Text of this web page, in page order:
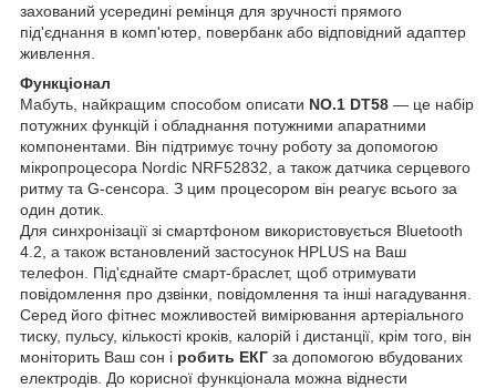
захований усередині ремінця для зручності прямого
під'єднання в комп'ютер, повербанк або відповідний адаптер
живлення.
Функціонал
Мабуть, найкращим способом описати NO.1 DT58 — це набір
потужних функцій і обладнання потужними апаратними
компонентами. Він підтримує точну роботу за допомогою
мікропроцесора Nordic NRF52832, а також датчика серцевого
ритму та G-сенсора. З цим процесором він реагує всього за
один дотик.
Для синхронізації зі смартфоном використовується Bluetooth
4.2, а також встановлений застосунок HPLUS на Ваш
телефон. Під'єднайте смарт-браслет, щоб отримувати
повідомлення про дзвінки, повідомлення та інші нагадування.
Серед його фітнес можливостей вимірювання артеріального
тиску, пульсу, кількості кроків, калорій і дистанції, крім того, він
моніторить Ваш сон і робить ЕКГ за допомогою вбудованих
електродів. До корисної функціонала можна віднести